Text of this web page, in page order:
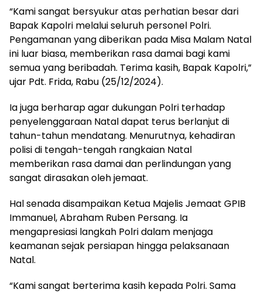
“Kami sangat bersyukur atas perhatian besar dari
Bapak Kapolri melalui seluruh personel Polri.
Pengamanan yang diberikan pada Misa Malam Natal
ini luar biasa, memberikan rasa damai bagi kami
semua yang beribadah. Terima kasih, Bapak Kapolri,”
ujar Pdt. Frida, Rabu (25/12/2024).
Ia juga berharap agar dukungan Polri terhadap
penyelenggaraan Natal dapat terus berlanjut di
tahun-tahun mendatang. Menurutnya, kehadiran
polisi di tengah-tengah rangkaian Natal
memberikan rasa damai dan perlindungan yang
sangat dirasakan oleh jemaat.
Hal senada disampaikan Ketua Majelis Jemaat GPIB
Immanuel, Abraham Ruben Persang. Ia
mengapresiasi langkah Polri dalam menjaga
keamanan sejak persiapan hingga pelaksanaan
Natal.
“Kami sangat berterima kasih kepada Polri. Sama